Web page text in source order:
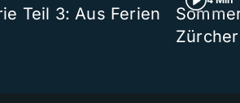
Teil 3: Aus Ferien